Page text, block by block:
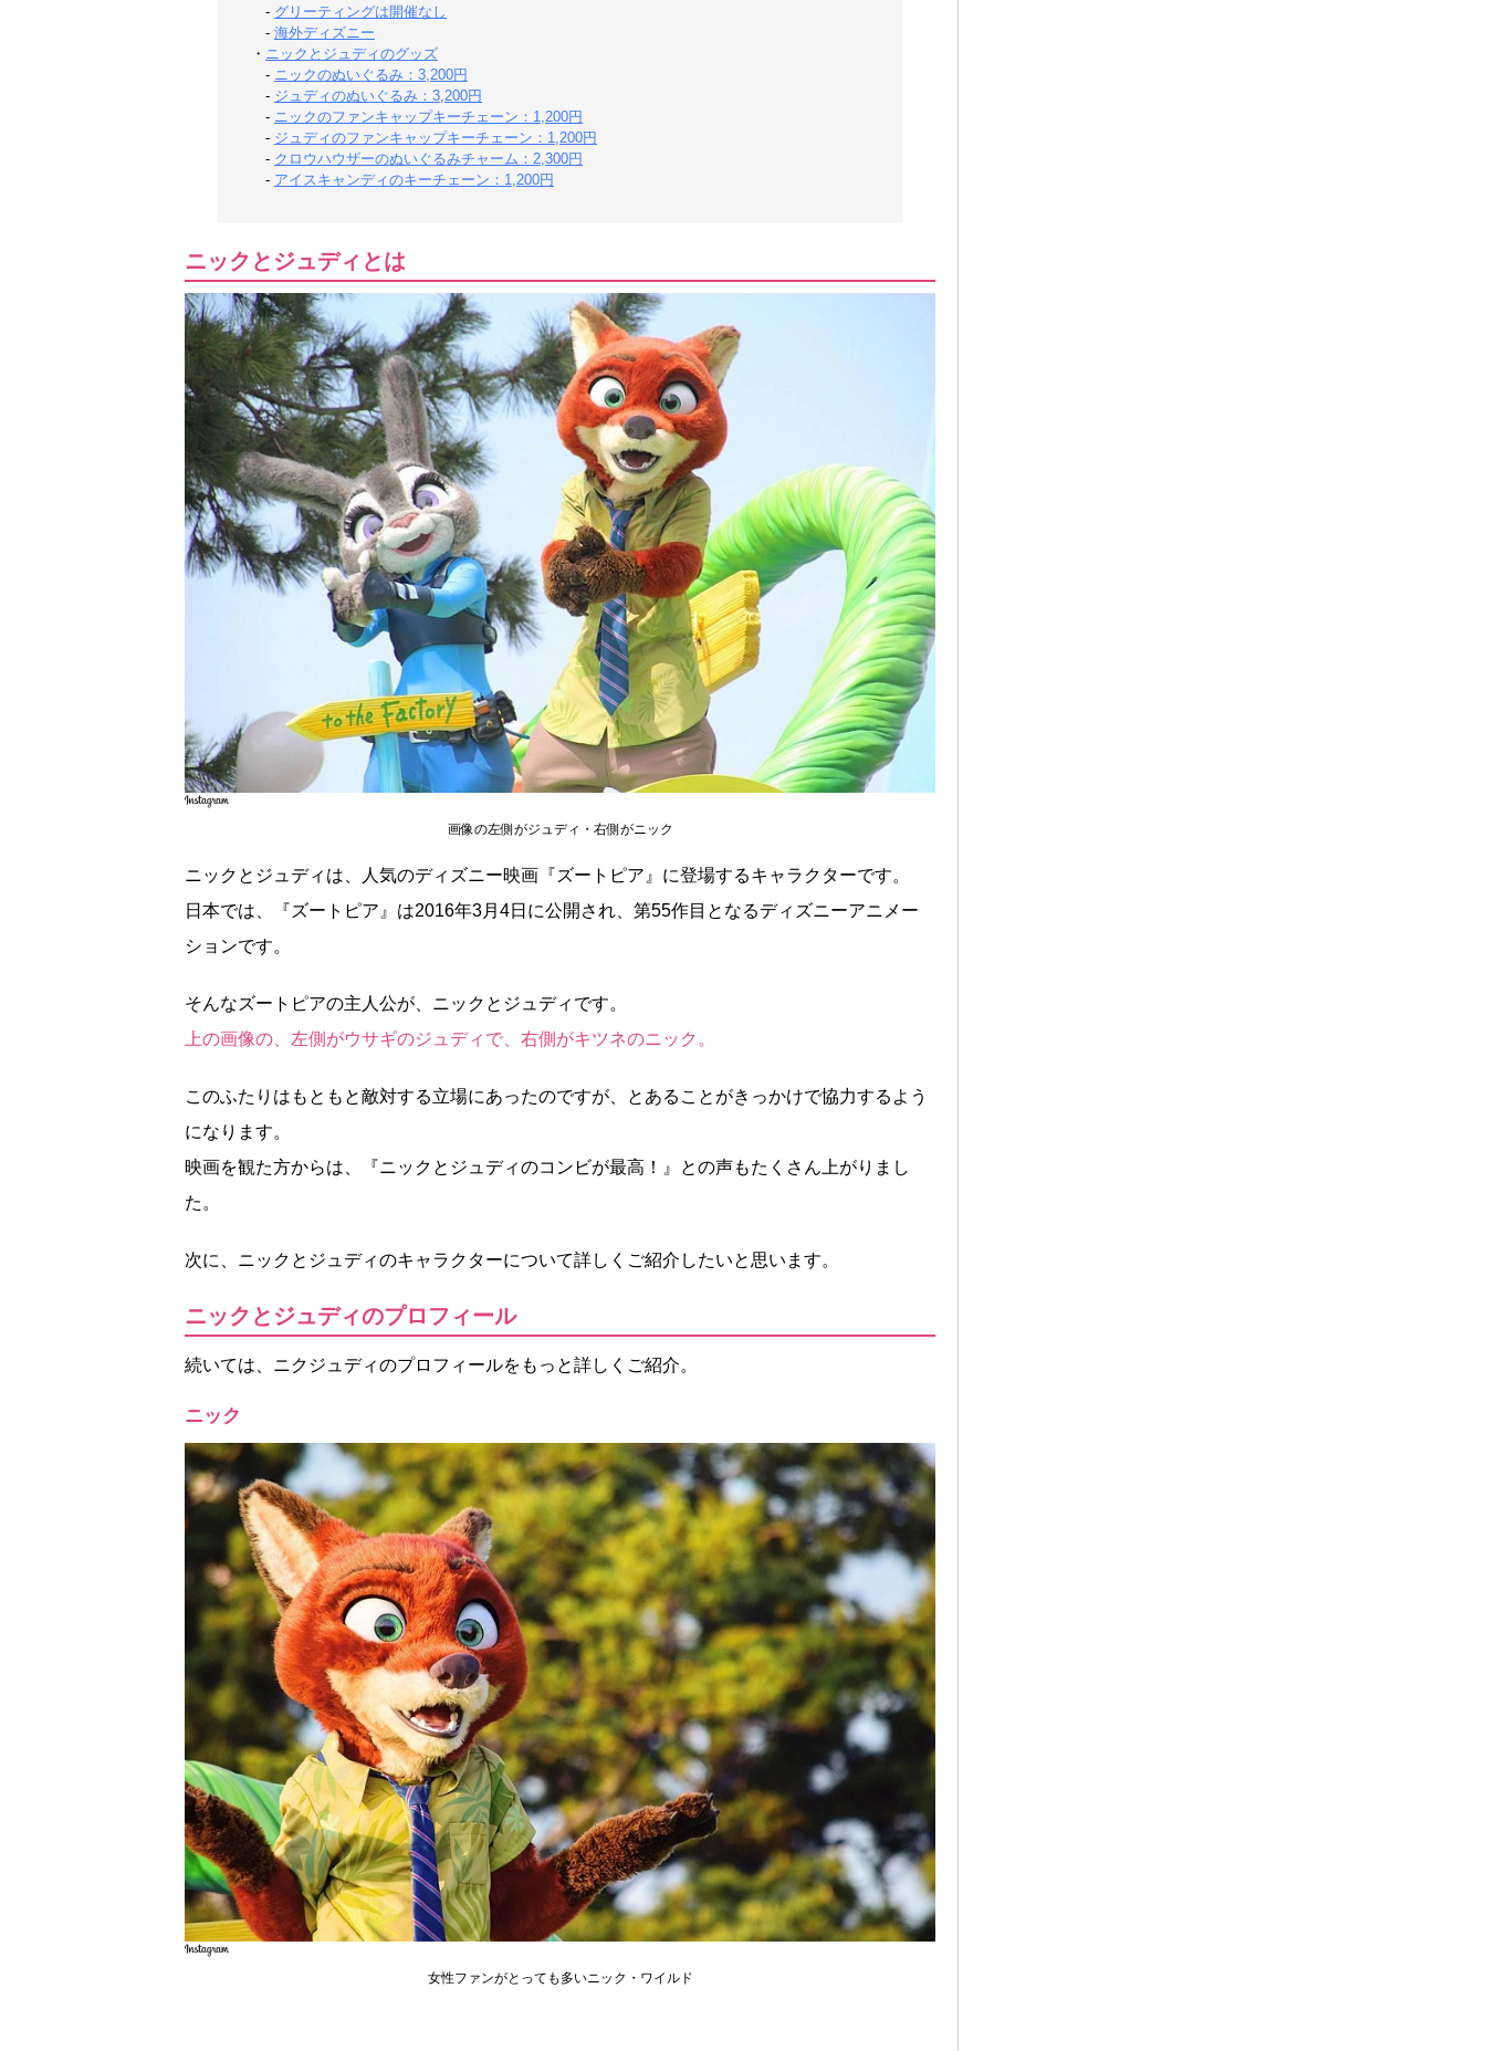
- グリーティングは開催なし
- 海外ディズニー
・ ニックとジュディのグッズ
- ニックのぬいぐるみ：3,200円
- ジュディのぬいぐるみ：3,200円
- ニックのファンキャップキーチェーン：1,200円
- ジュディのファンキャップキーチェーン：1,200円
- クロウハウザーのぬいぐるみチャーム：2,300円
- アイスキャンディのキーチェーン：1,200円
ニックとジュディとは
画像の左側がジュディ・右側がニック
ニックとジュディは、人気のディズニー映画『ズートピア』に登場するキャラクターです。
日本では、『ズートピア』は2016年3月4日に公開され、第55作目となるディズニーアニメー
ションです。
そんなズートピアの主人公が、ニックとジュディです。
上の画像の、左側がウサギのジュディで、右側がキツネのニック。
このふたりはもともと敵対する立場にあったのですが、とあることがきっかけで協力するよう
になります。
映画を観た方からは、『ニックとジュディのコンビが最高！』との声もたくさん上がりまし
た。
次に、ニックとジュディのキャラクターについて詳しくご紹介したいと思います。
ニックとジュディのプロフィール
続いては、ニクジュディのプロフィールをもっと詳しくご紹介。
ニック
女性ファンがとっても多いニック・ワイルド